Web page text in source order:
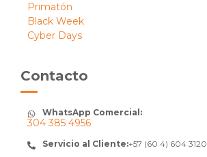
Primatón
Black Week
Cyber Days
Contacto
WhatsApp Comercial:
304 385 4956
Servicio al Cliente:+57 (60 4) 604 3120